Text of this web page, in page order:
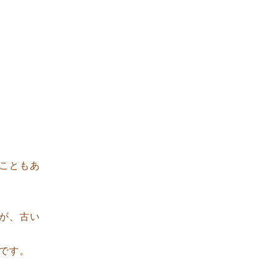
ともあ
、古い
。